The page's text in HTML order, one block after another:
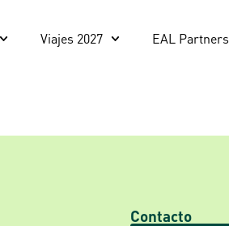
Viajes 2027 EAL Partners
Contacto